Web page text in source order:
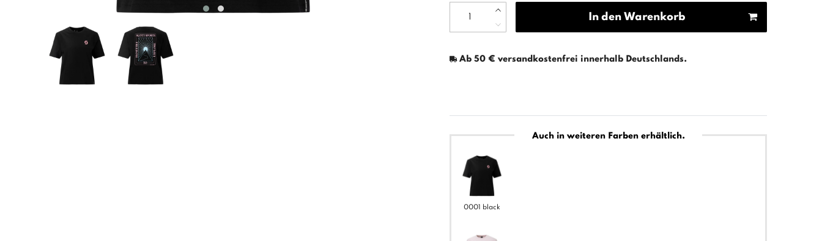
In den Warenkorb
Ab 50 € versandkostenfrei innerhalb Deutschlands.
Auch in weiteren Farben erhältlich.
0001 black